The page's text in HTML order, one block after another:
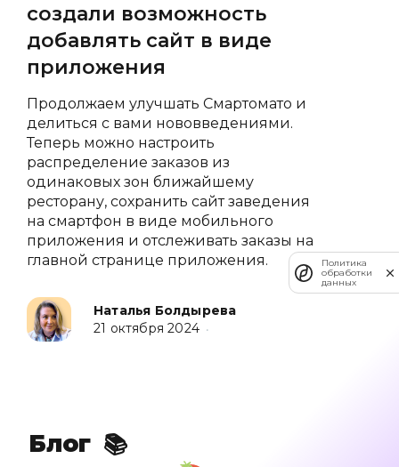
создали возможность
добавлять сайт в виде
приложения
Продолжаем улучшать Смартомато и
делиться с вами нововведениями.
Теперь можно настроить
распределение заказов из
одинаковых зон ближайшему
ресторану, сохранить сайт заведения
на смартфон в виде мобильного
приложения и отслеживать заказы на
главной странице приложения.
Наталья Болдырева
21 октября 2024 •
Блог
🍔
✏️
✏️
✏️
✏️
🍔
📚
📚
Политика
обработки
данных